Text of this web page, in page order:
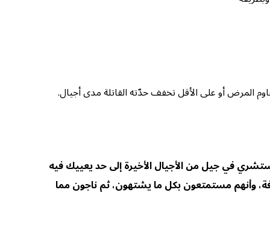
المرض أو على الأقل تخفف حدّته القاتلة مدى أجيال.
في جيل من الأجيال الأخيرة إلى حد يعييك فيه
وأنهم مستمتعون بكل ما يشتهون، ثم ناجون مما